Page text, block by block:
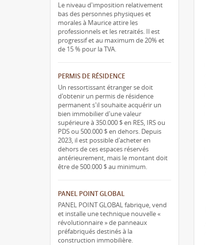
Le niveau d'imposition relativement
bas des personnes physiques et
morales à Maurice attire les
professionnels et les retraités. Il est
progressif et au maximum de 20% et
de 15 % pour la TVA.
PERMIS DE RÉSIDENCE
Un ressortissant étranger se doit
d'obtenir un permis de résidence
permanent s'il souhaite acquérir un
bien immobilier d'une valeur
supérieure à 350.000 $ en RES, IRS ou
PDS ou 500.000 $ en dehors. Depuis
2023, il est possible d'acheter en
dehors de ces espaces réservés
antérieurement, mais le montant doit
être de 500.000 $ au minimum.
PANEL POINT GLOBAL
PANEL POINT GLOBAL fabrique, vend
et installe une technique nouvelle «
révolutionnaire » de panneaux
préfabriqués destinés à la
construction immobilière.